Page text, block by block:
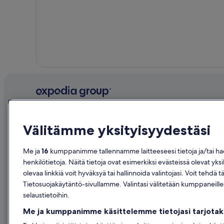
Tietoa yrityksestä
Työpaikat
Listaa majoituspaikkasi
Kumppanuudet
Lehdistöhuone
Advertising
Suomen
Hotellit
Loma-
Välitämme yksityisyydestäsi
Me ja16 kumppanimme tallennamme laitteeseesi tietoja ja/tai
henkilötietoja. Näitä tietoja ovat esimerkiksi evästeissä olevat
olevaa linkkiä voit hyväksyä tai hallinnoida valintojasi. Voit tehdä
Tietosuojakäytäntö-sivullamme. Valintasi välitetään
selaustietoihin.
Me ja kumppanimme käsittelemme tietojasi